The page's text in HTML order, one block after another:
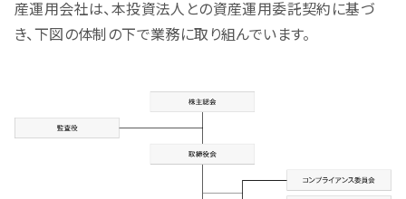
産運用会社は、本投資法人との資産運用委託契約に基づ
き、下図の体制の下で業務に取り組んでいます。